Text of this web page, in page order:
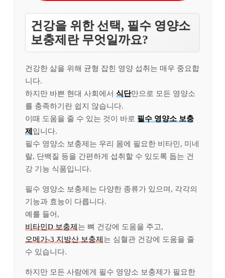
건강을 위한 선택, 필수 영양소
보충제란 무엇일까요?
건강한 삶을 위해 균형 잡힌 영양 섭취는 매우 중요합
니다.
하지만 바쁜 현대 사회에서 식단만으로 모든 영양소
를 충족하기란 쉽지 않습니다.
이때 도움을 줄 수 있는 것이 바로 필수 영양소 보충
제입니다.
필수 영양소 보충제는 우리 몸에 필요한 비타민, 미네
랄, 단백질 등을 간편하게 섭취할 수 있도록 돕는 건
강 기능 식품입니다.
필수 영양소 보충제는 다양한 종류가 있으며, 각각의
기능과 효능이 다릅니다.
예를 들어,
비타민D 보충제는 뼈 건강에 도움을 주고,
오메가-3 지방산 보충제는 심혈관 건강에 도움을 줄
수 있습니다.
하지만 모든 사람에게 필수 영양소 보충제가 필요한